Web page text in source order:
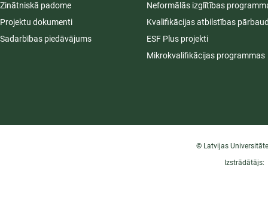
Zinātniskā padome
Projektu dokumenti
Sadarbības piedāvājums
Neformālās izglītības
Kvalifikācijas atbilstības
ESF Plus projekti
Mikrokvalifikācijas programmas
© Latvijas
Izstrādātājs: